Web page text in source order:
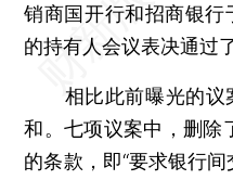
销商国开行和招商银
的持有人会议表决通过
相比此前曝光的议
和。七项议案中，删除
的条款，即“要求银行